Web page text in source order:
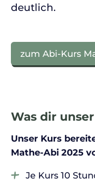
deutlich.
zum Abi-Kurs
Was dir
Unser Kurs
Mathe-Abi 2025
Je Kurs 10